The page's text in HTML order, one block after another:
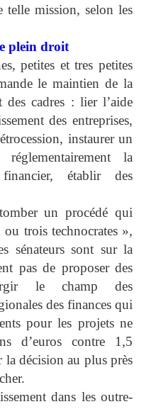
telle mission, selon les
plein droit
petites et tres petites
le maintien de la
des cadres : lier l’aide
des entreprises,
instaurer un
la
financier, établir des
un procédé qui
trois technocrates »,
sénateurs sont sur la
pas de proposer des
le champ des
des finances qui
pour les projets ne
d’euros contre 1,5
décision au plus près
dans les outre-